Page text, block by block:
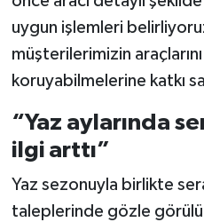
uygun işlemleri
müşterilerimizin
koruyabilmelerine katkı
“Yaz aylarında
ilgi arttı”
Yaz sezonuyla birlikte
taleplerinde gözle görülür